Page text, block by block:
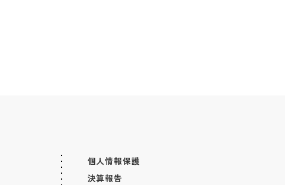
個人情報保護
決算報告